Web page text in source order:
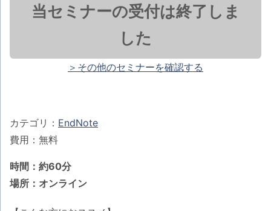
当セミナーの受付は終了しま
した
＞その他のセミナーを確認する
カテゴリ： EndNote
費用：無料
時間：約60分
場所：オンライン